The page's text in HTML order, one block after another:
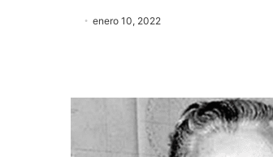
enero 10, 2022